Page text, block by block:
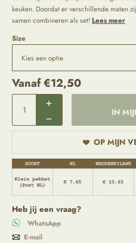
keuken. Doordat er verschillende maten
samen combineren als set!Lees meer
Size
Vanaf€12,50
IN
OP MIJN
Heb jij een vraag?
WhatsApp
E-mail